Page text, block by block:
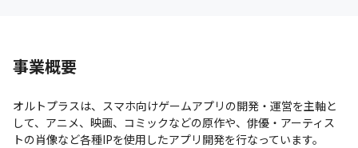
事業概要
オルトプラスは、スマホ向けゲームアプリの開発・運営を主軸と
して、アニメ、映画、コミックなどの原作や、俳優・アーティス
トの肖像など各種IPを使用したアプリ開発を行なっています。